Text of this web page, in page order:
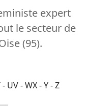
expert
le secteur de
(95).
- UV - WX - Y - Z